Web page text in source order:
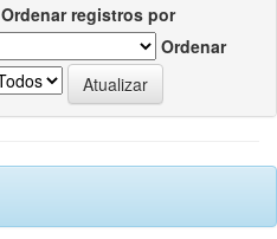
Ordenar registros por
Ordenar